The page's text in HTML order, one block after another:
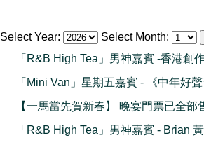
Select Year: Select Month:
「R&B High Tea」男神嘉賓 -香港創
「Mini Van」星期五嘉賓 - 《中年好
【一馬當先賀新春】 晚宴門票已全部
「R&B High Tea」男神嘉賓 - Brian